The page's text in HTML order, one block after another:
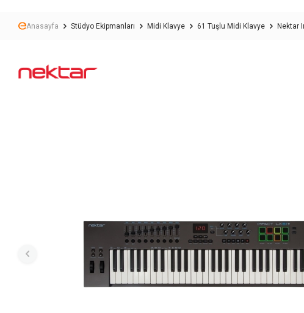
Anasayfa Stüdyo Ekipmanları Midi Klavye 61 Tuşlu Midi Klavye Nektar